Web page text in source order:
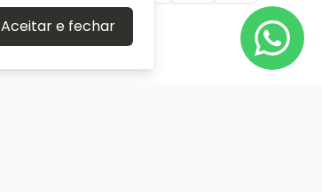
Aceitar e fechar